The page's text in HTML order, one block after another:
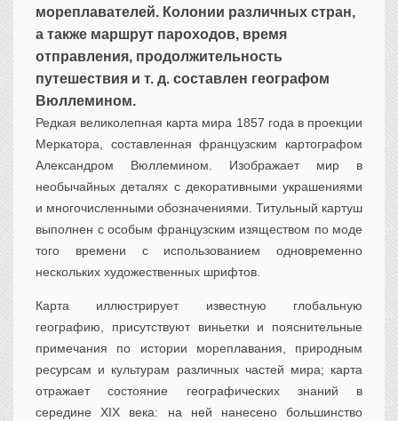
мореплавателей. Колонии различных стран,
а также маршрут пароходов, время
отправления, продолжительность
путешествия и т. д. составлен географом
Вюллемином.
Редкая великолепная карта мира 1857 года в проекции
Меркатора, составленная французским картографом
Александром Вюллемином. Изображает мир в
необычайных деталях с декоративными украшениями
и многочисленными обозначениями. Титульный картуш
выполнен с особым французским изяществом по моде
того времени с использованием одновременно
нескольких художественных шрифтов.
Карта иллюстрирует известную глобальную
географию, присутствуют виньетки и пояснительные
примечания по истории мореплавания, природным
ресурсам и культурам различных частей мира; карта
отражает состояние географических знаний в
середине XIX века: на ней нанесено большинство